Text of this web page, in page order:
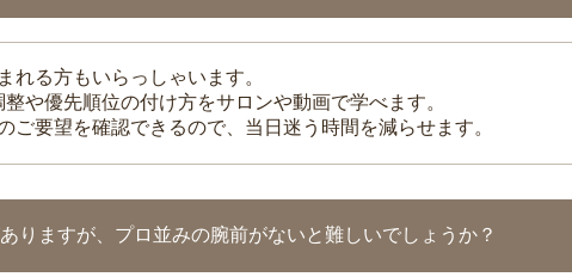
れる方もいらっしゃいます。
や優先順位の付け方をサロンや動画で学べます。
ご要望を確認できるので、当日迷う時間を減らせます。
りますが、プロ並みの腕前がないと難しいでしょうか？